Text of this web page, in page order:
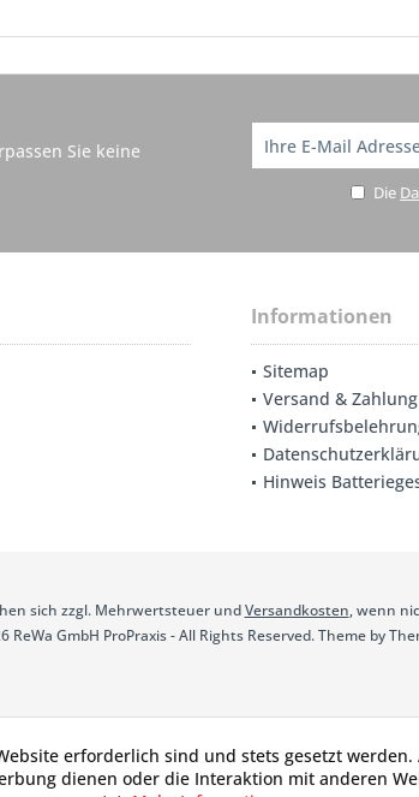
Sie keine
Die
Informationen
Sitemap
Versand & Zahlung
Hinweis
sich zzgl. Mehrwertsteuer undVersandkosten, wenn
ReWa GmbH ProPraxis - All Rights Reserved. Theme by
erforderlich sind und stets gesetzt werden.
dienen oder die Interaktion mit anderen